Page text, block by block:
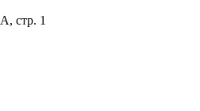
стр. 1